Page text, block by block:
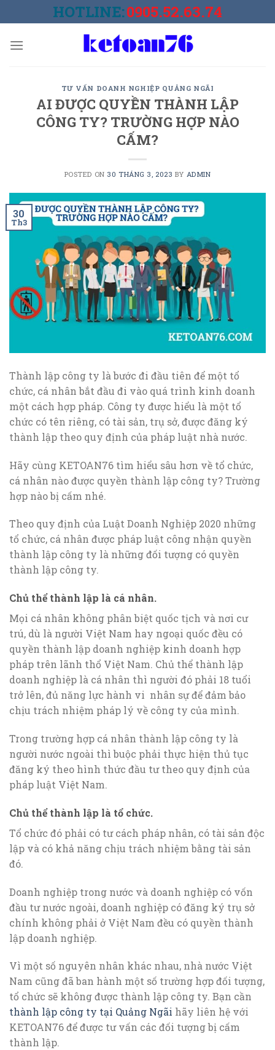
to
HOTLINE:0905.52.63.74
TƯ VẤN DOANH NGHIỆP QUẢNG NGÃI
AI ĐƯỢC QUYỀN THÀNH LẬP
CÔNG TY? TRƯỜNG HỢP NÀO
CẤM?
POSTED ON 30 THÁNG 3, 2023 BY ADMIN
30
Th3
Thành lập công ty là bước đi đầu tiên để một tổ
chức, cá nhân bắt đầu đi vào quá trình kinh doanh
một cách hợp pháp. Công ty được hiểu là một tổ
chức có tên riêng, có tài sản, trụ sở, được đăng ký
thành lập theo quy định của pháp luật nhà nước.
Hãy cùng KETOAN76 tìm hiểu sâu hơn về tổ chức,
cá nhân nào được quyền thành lập công ty? Trường
hợp nào bị cấm nhé.
Theo quy định của Luật Doanh Nghiệp 2020 những
tổ chức, cá nhân được pháp luật công nhận quyền
thành lập công ty là những đối tượng có quyền
thành lập công ty.
Chủ thể thành lập là cá nhân.
Mọi cá nhân không phân biệt quốc tịch và nơi cư
trú, dù là người Việt Nam hay ngoại quốc đều có
quyền thành lập doanh nghiệp kinh doanh hợp
pháp trên lãnh thổ Việt Nam. Chủ thể thành lập
doanh nghiệp là cá nhân thì người đó phải 18 tuổi
trở lên, đủ năng lực hành vi nhân sự để đảm bảo
chịu trách nhiệm pháp lý về công ty của mình.
Trong trường hợp cá nhân thành lập công ty là
người nước ngoài thì buộc phải thực hiện thủ tục
đăng ký theo hình thức đầu tư theo quy định của
pháp luật Việt Nam.
Chủ thể thành lập là tổ chức.
Tổ chức đó phải có tư cách pháp nhân, có tài sản độc
lập và có khả năng chịu trách nhiệm bằng tài sản
đó.
Doanh nghiệp trong nước và doanh nghiệp có vốn
đầu tư nước ngoài, doanh nghiệp có đăng ký trụ sở
chính không phải ở Việt Nam đều có quyền thành
lập doanh nghiệp.
Vì một số nguyên nhân khác nhau, nhà nước Việt
Nam cũng đã ban hành một số trường hợp đối tượng,
tổ chức sẽ không được thành lập công ty. Bạn cần
thành lập công ty tại Quảng Ngãi hãy liên hệ với
KETOAN76 để được tư vấn các đối tượng bị cấm
thành lập.